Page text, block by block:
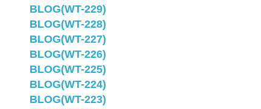
BLOG(WT-229)
BLOG(WT-228)
BLOG(WT-227)
BLOG(WT-226)
BLOG(WT-225)
BLOG(WT-224)
BLOG(WT-223)